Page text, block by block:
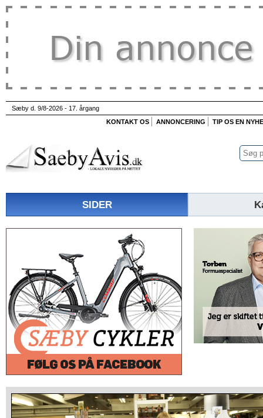
Sæby d. 9/8-2026 - 17. årgang
KONTAKT OS
ANNONCERING TIP OS EN
SIDER